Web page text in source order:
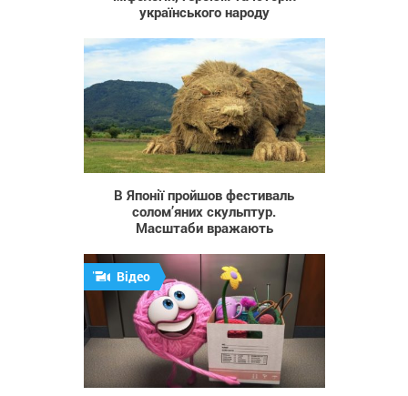
українського народу
4 007
В Японії пройшов фестиваль
солом’яних скульптур.
Масштаби вражають
1 733
Відео